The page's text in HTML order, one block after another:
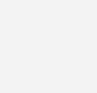
Software verspricht, die
rund um die Uhr